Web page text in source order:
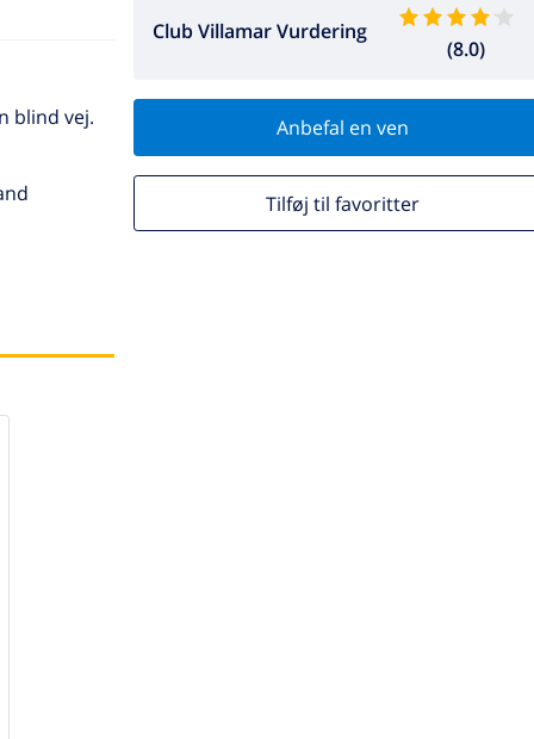
Club Villamar Vurdering
(8.0)
Anbefal en ven
Tilføj til favoritter
blind vej.